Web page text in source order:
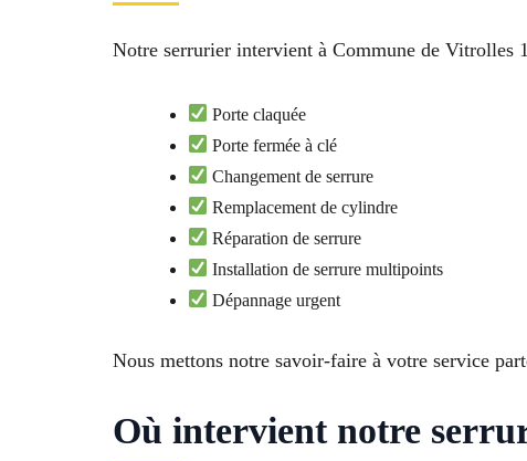
Notre serrurier intervient à Commune de Vitrolles
Porte claquée
Porte fermée à clé
Changement de serrure
Remplacement de cylindre
Réparation de serrure
Installation de serrure multipoints
Dépannage urgent
Nous mettons notre savoir-faire à votre service
Où intervient notre